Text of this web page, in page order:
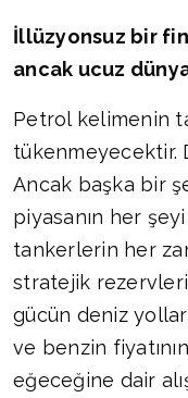
İllüzyonsuz bir
ancak ucuz
Petrol kelimenin
tükenmeyecektir.
Ancak başka bir
piyasanın her
tankerlerin her
stratejik
gücün deniz
ve benzin
eğeceğine dair